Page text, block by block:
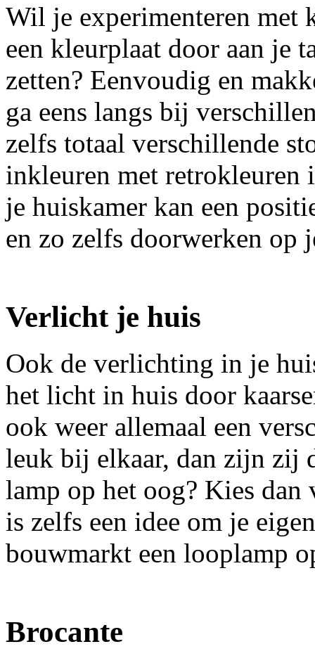
Wil je experimenteren met
een kleurplaat door aan je
zetten? Eenvoudig en
ga eens langs bij
zelfs totaal verschillende
inkleuren met
je huiskamer kan een
en zo zelfs doorwerken op
Verlicht je huis
Ook de verlichting in je
het licht in huis door
ook weer allemaal een
leuk bij elkaar, dan zijn zij
lamp op het oog? Kies dan
is zelfs een idee om je
bouwmarkt een looplamp
Brocante